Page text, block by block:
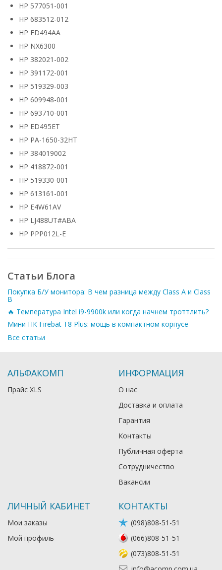
HP 577051-001
HP 683512-012
HP ED494AA
HP NX6300
HP 382021-002
HP 391172-001
HP 519329-003
HP 609948-001
HP 693710-001
HP ED495ET
HP PA-1650-32HT
HP 384019002
HP 418872-001
HP 519330-001
HP 613161-001
HP E4W61AV
HP LJ488UT#ABA
HP PPP012L-E
Статьи Блога
Покупка Б/У монитора: В чем разница между Class A и Class
B
🔥 Температура Intel i9-9900k или когда начнем троттлить?
Мини ПК Firebat T8 Plus: мощь в компактном корпусе
Все статьи
АЛЬФАКОМП
Прайс XLS
ИНФОРМАЦИЯ
О нас
Доставка и оплата
Гарантия
Контакты
Публичная оферта
Сотрудничество
Вакансии
ЛИЧНЫЙ КАБИНЕТ
Мои заказы
Мой профиль
КОНТАКТЫ
(098)808-51-51
(066)808-51-51
(073)808-51-51